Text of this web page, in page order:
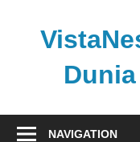
nasional
NAVIGATION